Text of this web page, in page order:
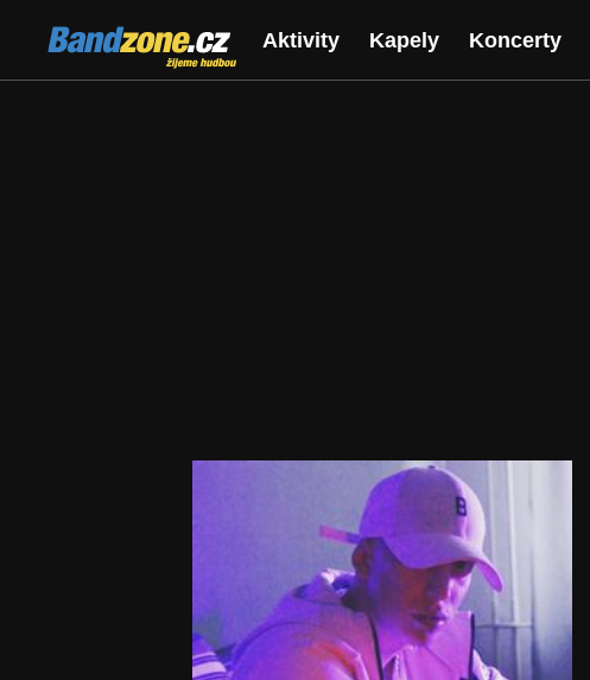
Bandzone.cz
žijeme hudbou
Aktivity Kapely Koncerty